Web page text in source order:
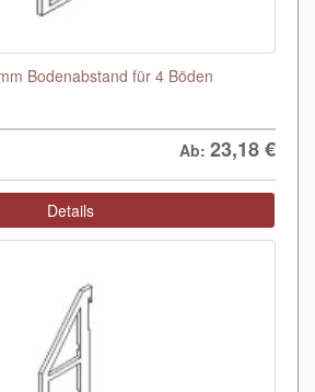
Bodenabstand für 4 Böden
Ab: 23,18€
Details